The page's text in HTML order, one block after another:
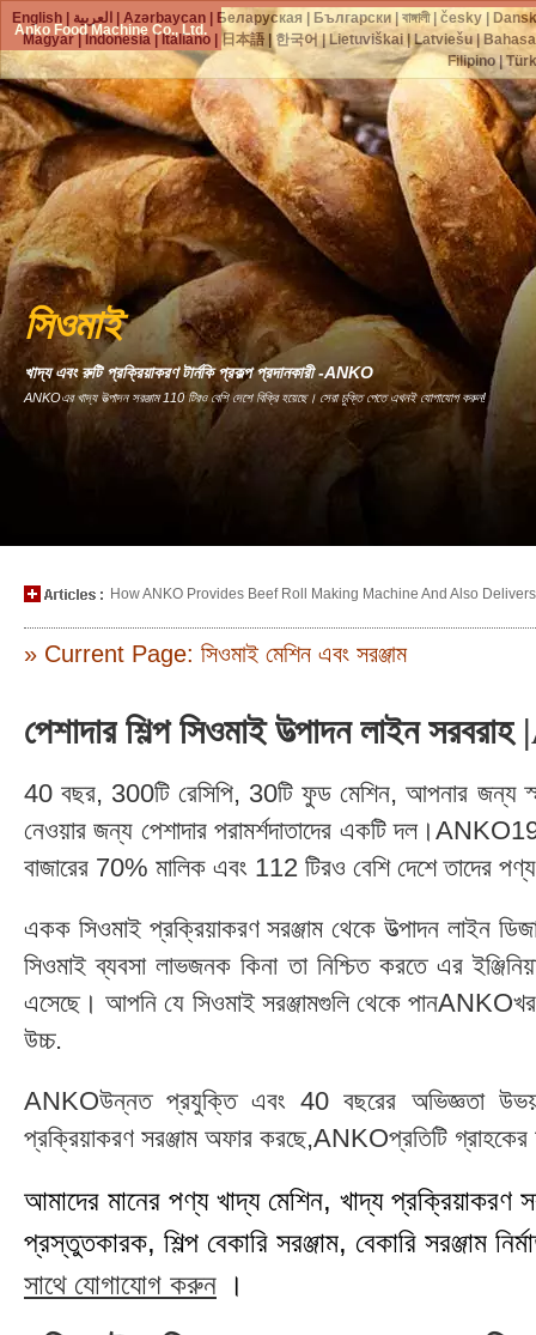
Anko Food Machine Co., Ltd.
সিওমাই
খাদ্য এবং রুটি প্রক্রিয়াকরণ টার্নকি প্রকল্প প্রদানকারী -ANKO
ANKOএর খাদ্য উত্পাদন সরঞ্জাম 110 টিরও বেশি দেশে বিক্রি হয়েছে। সেরা চুক্তি পেতে এখনই যোগাযোগ করুন!
How ANKO Provides Beef Roll Making Machine And Also
» Current Page: সিওমাই মেশিন এবং সরঞ্জাম
পেশাদার শিল্প সিওমাই উত্পাদন লাইন
40 বছর, 300টি রেসিপি, 30টি ফুড মেশিন, আপনার জন্য
নেওয়ার জন্য পেশাদার পরামর্শদাতাদের একটি
বাজারের 70% মালিক এবং 112 টিরও বেশি দেশে তাদের
একক সিওমাই প্রক্রিয়াকরণ সরঞ্জাম থেকে উত্পাদন লাইন
সিওমাই ব্যবসা লাভজনক কিনা তা নিশ্চিত করতে এর
এসেছে। আপনি যে সিওমাই সরঞ্জামগুলি থেকে
উচ্চ.
ANKOউন্নত প্রযুক্তি এবং 40 বছরের অভিজ্ঞতা উভয়ই
প্রক্রিয়াকরণ সরঞ্জাম অফার করছে,ANKOপ্রতিটি গ্রাহকের
আমাদের মানের পণ্য খাদ্য মেশিন, খাদ্য প্রক্রিয়াকরণ
প্রস্তুতকারক, শিল্প বেকারি সরঞ্জাম, বেকারি সরঞ্জাম
সাথে যোগাযোগ করুন ।
English العربية |Azərbaycan Беларуская Български |বাঙ্গালী|česky
Magyar|Indonesia| Italiano| 日本語|한국어|Lietuviškai|Latviešu|
Filipino|